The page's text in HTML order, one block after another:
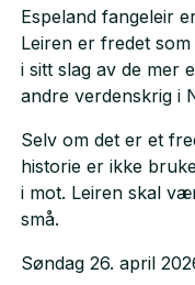
Espeland fangeleir
Leiren er fredet
i sitt slag av de mer
andre verdenskrig i
Selv om det er et
historie er ikke
i mot. Leiren skal
små.
Søndag 26. april